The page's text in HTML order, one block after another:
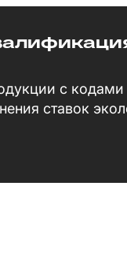
с
ставок